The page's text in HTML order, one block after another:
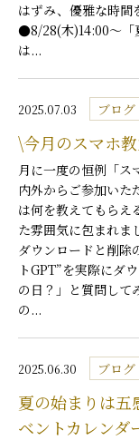
はずみ、優雅な時間
●8/28(木)14:00～「
は...
2025.07.03 ブログ
\今月のスマホ
月に一度の恒例「ス
内外からご参加いた
は何を教えてもらえ
た雰囲気に包まれま
ダウンロードと削除
トGPT”を実際にダ
の日？」と質問して
の...
2025.06.30 ブログ
夏の始まりは五
ベントカレンダ